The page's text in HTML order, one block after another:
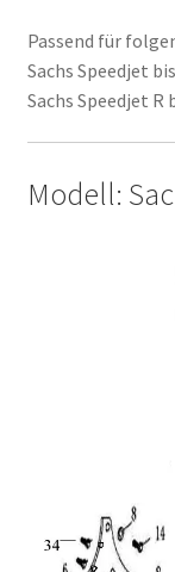
Passend für
Sachs Speedjet
Sachs Speedjet R
Modell: